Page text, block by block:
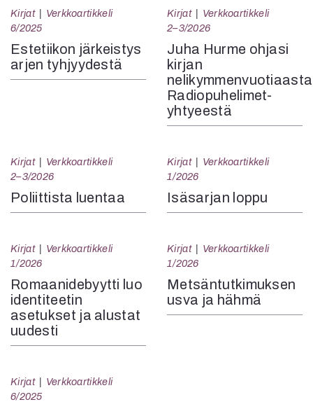
Kirjat
Verkkoartikkeli
6/2025
Estetiikon järkeistys
arjen tyhjyydestä
Kirjat
Verkkoartikkeli
2–3/2026
Juha Hurme ohjasi
kirjan
nelikymmenvuotiaasta
Radiopuhelimet-
yhtyeestä
Kirjat
Verkkoartikkeli
2–3/2026
Poliittista luentaa
Kirjat
Verkkoartikkeli
1/2026
Isäsarjan loppu
Kirjat
Verkkoartikkeli
1/2026
Romaanidebyytti luo
identiteetin
asetukset ja alustat
uudesti
Kirjat
Verkkoartikkeli
1/2026
Metsäntutkimuksen
usva ja hähmä
Kirjat
Verkkoartikkeli
6/2025